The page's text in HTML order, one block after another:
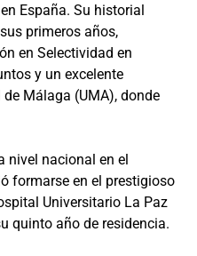
España. Su historial
primeros años,
en Selectividad en
y un excelente
Málaga (UMA), donde
nivel nacional en el
formarse en el prestigioso
Universitario La Paz
quinto año de residencia.